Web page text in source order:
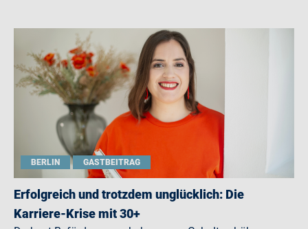
BERLIN GASTBEITRAG
Erfolgreich und trotzdem unglücklich: Die
Karriere-Krise mit 30+